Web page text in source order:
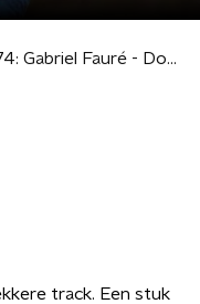
Lekkere Track #174: Gabriel Fauré - Dolly Suite
track. Een stuk